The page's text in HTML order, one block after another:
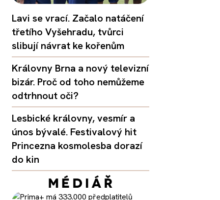
Lavi se vrací. Začalo natáčení
třetího Vyšehradu, tvůrci
slibují návrat ke kořenům
Královny Brna a nový televizní
bizár. Proč od toho nemůžeme
odtrhnout oči?
Lesbické královny, vesmír a
únos bývalé. Festivalový hit
Princezna kosmolesba dorazí
do kin